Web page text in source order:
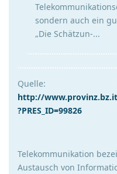
sondern auch ein
„Die Schätzun-...
Quelle:
http://
?PRES_ID=99826
Telekommunikation
Austausch von